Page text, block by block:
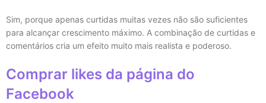
Sim, porque apenas curtidas muitas vezes não são suficientes
para alcançar crescimento máximo. A combinação de curtidas e
comentários cria um efeito muito mais realista e poderoso.
Comprar likes da página do
Facebook